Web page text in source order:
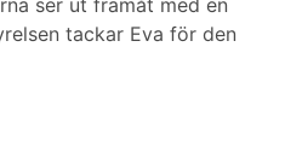
ser ut framåt med en
tackar Eva för den